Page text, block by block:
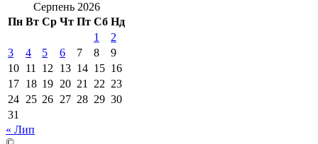
Серпень 2026
Пн Вт Ср Чт Пт Сб Нд
1
2
3
4 5 6 7 8
9
10 11 12 13 14 15 16
17 18 19 20 21 22 23
24 25 26 27 28 29 30
31
« Лип